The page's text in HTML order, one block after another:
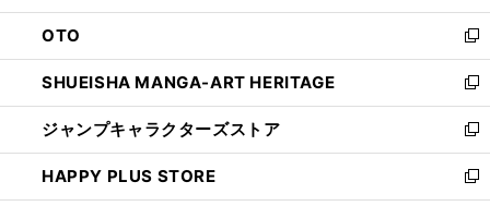
ウ
で
開
く
ン
ド
ウ
で
開
く
OTO
新
し
い
ウ
ィ
ン
ド
ウ
SHUEISHA MANGA-ART HERITAGE
新
し
い
ウ
ィ
ン
ジャンプキャラクターズストア
新
し
い
HAPPY PLUS STORE
新